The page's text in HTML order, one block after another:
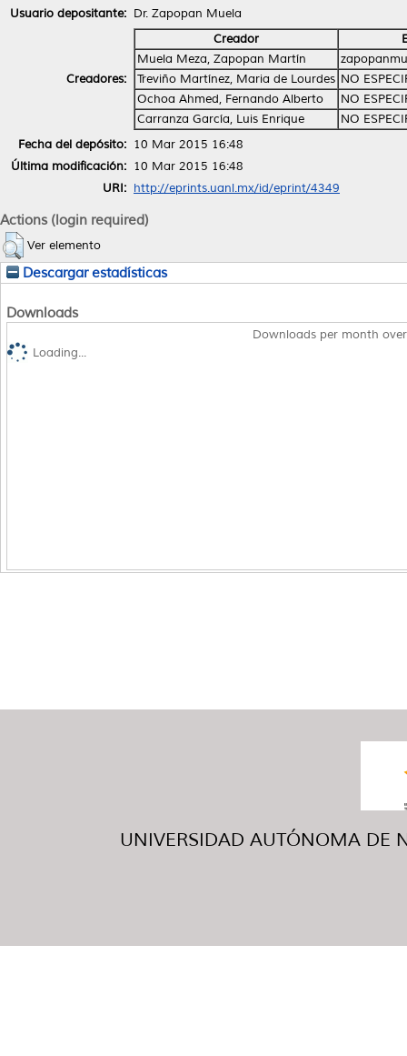
Usuario depositante: Dr. Zapopan Muela
Creadores:
Creador
Muela Meza, Zapopan Martín
Treviño Martínez, Maria de Lourdes NO
Ochoa Ahmed, Fernando Alberto
NO
Carranza García, Luis Enrique
NO
Fecha del depósito: 10 Mar 2015 16:48
Última modificación: 10 Mar 2015 16:48
URI: http://eprints.uanl.mx/id/eprint/4349
Actions (login required)
Ver elemento
Descargar estadísticas
Downloads
Downloads per month
Loading...
UNIVERSIDAD AUTÓNOMA DE